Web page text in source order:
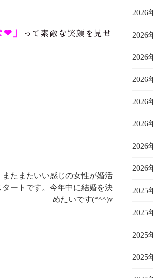
❤」 って素敵な笑顔を見せ
またまたいい感じの女性が婚活
タートです。今年中に結婚を決
めたいです(*^^)v
2026
2026
2026
2026
2026
2026
2026
2026
2025
2025
2025
2025